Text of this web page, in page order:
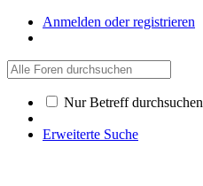
Anmelden oder registrieren
Nur Betreff durchsuchen
Erweiterte Suche